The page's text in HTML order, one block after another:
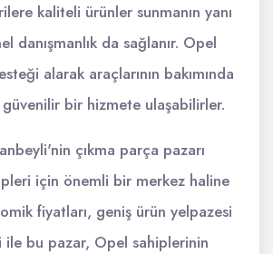
kaliteli ürünler sunmanın yanı
danışmanlık da sağlanır. Opel
alarak araçlarının bakımında
güvenilir bir hizmete ulaşabilirler.
çıkma parça pazarı
için önemli bir merkez haline
fiyatları, geniş ürün yelpazesi
ile bu pazar, Opel sahiplerinin